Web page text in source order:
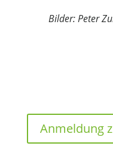
Bilder: Peter
Anmeldung